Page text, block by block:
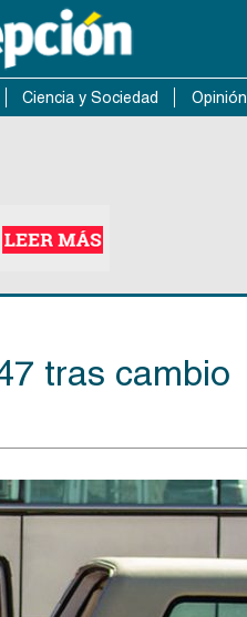
Ciencia y Sociedad Opinión
tras cambio